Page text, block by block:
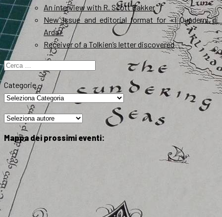
An interview with R. Scott Bakker
New Issue and editorial format for «I Quaderni di
Arda»
Receiver of a Tolkien’s letter discovered
Ricerca
per:
Categorie
Mappa dei prossimi eventi: